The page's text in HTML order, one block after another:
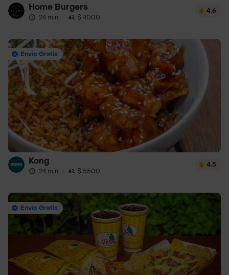
Home Burgers
24 min · $ 4000
4.6
Envío Gratis
Kong
24 min · $ 5500
4.5
Envío Gratis